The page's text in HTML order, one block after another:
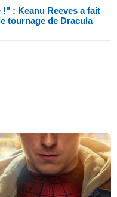
: Keanu Reeves a fait
tournage de Dracula